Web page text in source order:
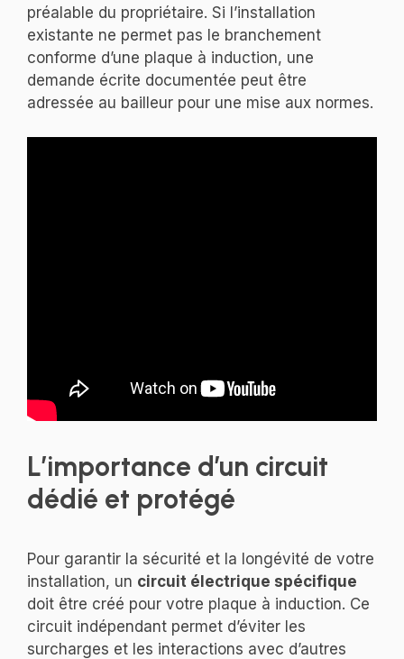
préalable du propriétaire. Si l’installation
existante ne permet pas le branchement
conforme d’une plaque à induction, une
demande écrite documentée peut être
adressée au bailleur pour une mise aux normes.
L’importance d’un circuit
dédié et protégé
Pour garantir la sécurité et la longévité de votre
installation, un circuit électrique spécifique
doit être créé pour votre plaque à induction. Ce
circuit indépendant permet d’éviter les
surcharges et les interactions avec d’autres